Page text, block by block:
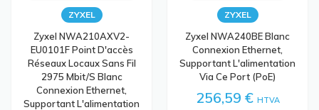
ZYXEL
Zyxel NWA210AXV2-
EU0101F Point D'accès
Réseaux Locaux Sans Fil
2975 Mbit/s Blanc
Connexion Ethernet,
Supportant L'alimentation
ZYXEL
Zyxel NWA240BE Blanc
Connexion Ethernet,
Supportant L'alimentation
Via Ce Port (PoE)
256,59 € HTVA